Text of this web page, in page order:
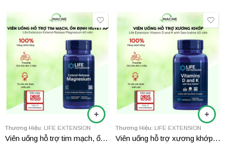
Thương Hiệu: LIFE EXTENSION
Viên uống hỗ trợ tim mạch, ổn định huyết áp Life Extension Extend-Release Magnesium 60 viên
Thương Hiệu: LIFE EXTENSION
Viên uống hỗ trợ xương khớp Life Extension Vitamin D and K with Sea-Iodine 60 viên